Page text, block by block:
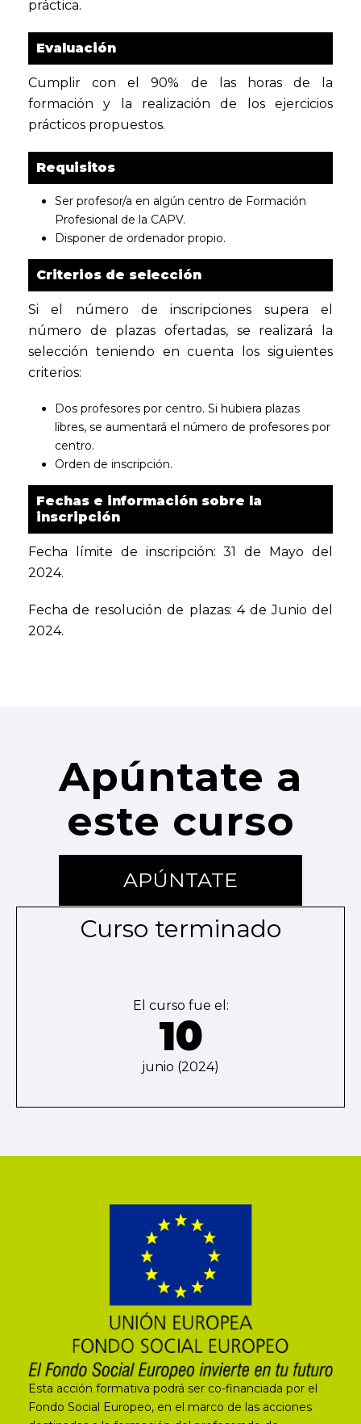
práctica.
Evaluación
Cumplir con el 90% de las horas de la
formación y la realización de los ejercicios
prácticos propuestos.
Requisitos
Ser profesor/a en algún centro de Formación
Profesional de la CAPV.
Disponer de ordenador propio.
Criterios de selección
Si el número de inscripciones supera el
número de plazas ofertadas, se realizará la
selección teniendo en cuenta los siguientes
criterios:
Dos profesores por centro. Si hubiera plazas
libres, se aumentará el número de profesores por
centro.
Orden de inscripción.
Fechas e información sobre la
inscripción
Fecha límite de inscripción: 31 de Mayo del
2024.
Fecha de resolución de plazas: 4 de Junio del
2024.
Apúntate a
este curso
APÚNTATE
Curso terminado
El curso fue el:
10
junio (2024)
Esta acción formativa podrá ser co-financiada por el
Fondo Social Europeo, en el marco de las acciones